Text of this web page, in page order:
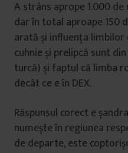
A strâns aprope 1.000
dar în total aproape 150
arată și influența limbilor
cuhnie și prelipcă sunt
turcă) și faptul că limba
decât ce e în DEX.
Răspunsul corect e
numește în regiunea
de departe, este